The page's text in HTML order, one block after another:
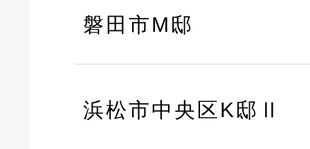
磐田市M邸
浜松市中央区K邸Ⅱ